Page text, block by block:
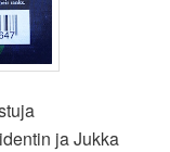
ja Jukka